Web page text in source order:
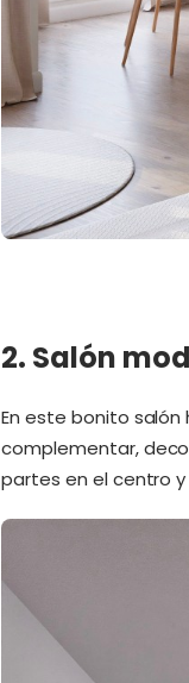
2. Salón
En este bonito
complementar,
partes en el centro